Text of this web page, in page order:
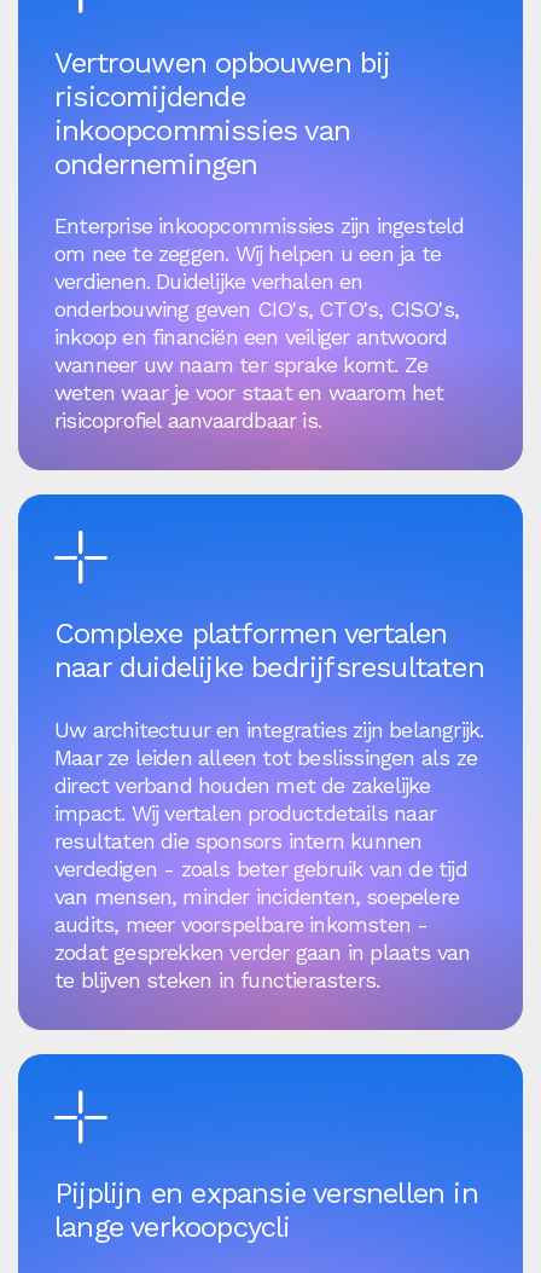
Vertrouwen opbouwen bij
risicomijdende
inkoopcommissies van
ondernemingen
Enterprise inkoopcommissies zijn ingesteld
om nee te zeggen. Wij helpen u een ja te
verdienen. Duidelijke verhalen en
onderbouwing geven CIO's, CTO's, CISO's,
inkoop en financiën een veiliger antwoord
wanneer uw naam ter sprake komt. Ze
weten waar je voor staat en waarom het
risicoprofiel aanvaardbaar is.
Complexe platformen vertalen
naar duidelijke bedrijfsresultaten
Uw architectuur en integraties zijn belangrijk.
Maar ze leiden alleen tot beslissingen als ze
direct verband houden met de zakelijke
impact. Wij vertalen productdetails naar
resultaten die sponsors intern kunnen
verdedigen - zoals beter gebruik van de tijd
van mensen, minder incidenten, soepelere
audits, meer voorspelbare inkomsten -
zodat gesprekken verder gaan in plaats van
te blijven steken in functierasters.
Pijplijn en expansie versnellen in
lange verkoopcycli